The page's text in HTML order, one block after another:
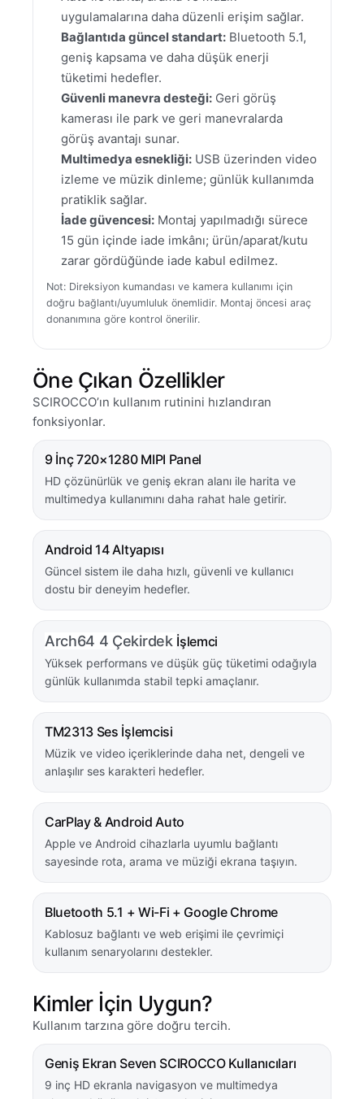
uygulamalarına daha düzenli erişim sağlar.
Bağlantıda güncel standart: Bluetooth 5.1,
geniş kapsama ve daha düşük enerji
tüketimi hedefler.
Güvenli manevra desteği: Geri görüş
kamerası ile park ve geri manevralarda
görüş avantajı sunar.
Multimedya esnekliği: USB üzerinden video
izleme ve müzik dinleme; günlük kullanımda
pratiklik sağlar.
İade güvencesi: Montaj yapılmadığı sürece
15 gün içinde iade imkânı; ürün/aparat/kutu
zarar gördüğünde iade kabul edilmez.
Not: Direksiyon kumandası ve kamera kullanımı için
doğru bağlantı/uyumluluk önemlidir. Montaj öncesi araç
donanımına göre kontrol önerilir.
Öne Çıkan Özellikler
SCIROCCO’ın kullanım rutinini hızlandıran
fonksiyonlar.
9 İnç 720×1280 MIPI Panel
HD çözünürlük ve geniş ekran alanı ile harita ve
multimedya kullanımını daha rahat hale getirir.
Android 14 Altyapısı
Güncel sistem ile daha hızlı, güvenli ve kullanıcı
dostu bir deneyim hedefler.
Arch64 4 Çekirdek İşlemci
Yüksek performans ve düşük güç tüketimi odağıyla
günlük kullanımda stabil tepki amaçlanır.
TM2313 Ses İşlemcisi
Müzik ve video içeriklerinde daha net, dengeli ve
anlaşılır ses karakteri hedefler.
CarPlay & Android Auto
Apple ve Android cihazlarla uyumlu bağlantı
sayesinde rota, arama ve müziği ekrana taşıyın.
Bluetooth 5.1 + Wi-Fi + Google Chrome
Kablosuz bağlantı ve web erişimi ile çevrimiçi
kullanım senaryolarını destekler.
Kimler İçin Uygun?
Kullanım tarzına göre doğru tercih.
Geniş Ekran Seven SCIROCCO Kullanıcıları
9 inç HD ekranla navigasyon ve multimedya